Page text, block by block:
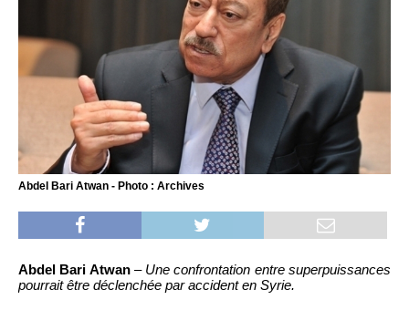
Abdel Bari Atwan - Photo : Archives
Abdel Bari Atwan– Une confrontation entre superpuissances
pourrait être déclenchée par accident en Syrie.